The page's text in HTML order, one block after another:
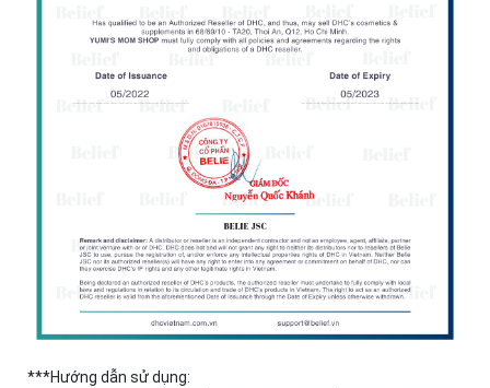
***Hướng dẫn sử dụng: